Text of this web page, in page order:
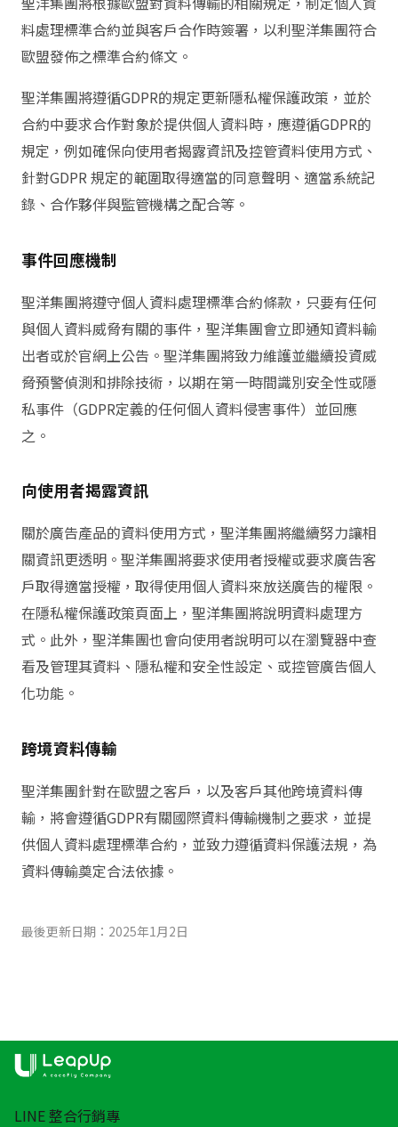
料處理標準合約並與客戶合作時簽署，以利聖洋集團符合
歐盟發佈之標準合約條文。
聖洋集團將遵循GDPR的規定更新隱私權保護政策，並於
合約中要求合作對象於提供個人資料時，應遵循GDPR的
規定，例如確保向使用者揭露資訊及控管資料使用方式、
針對GDPR 規定的範圍取得適當的同意聲明、適當系統記
錄、合作夥伴與監管機構之配合等。
事件回應機制
聖洋集團將遵守個人資料處理標準合約條款，只要有任何
與個人資料威脅有關的事件，聖洋集團會立即通知資料輸
出者或於官網上公告。聖洋集團將致力維護並繼續投資威
脅預警偵測和排除技術，以期在第一時間識別安全性或隱
私事件（GDPR定義的任何個人資料侵害事件）並回應
之。
向使用者揭露資訊
關於廣告產品的資料使用方式，聖洋集團將繼續努力讓相
關資訊更透明。聖洋集團將要求使用者授權或要求廣告客
戶取得適當授權，取得使用個人資料來放送廣告的權限。
在隱私權保護政策頁面上，聖洋集團將說明資料處理方
式。此外，聖洋集團也會向使用者說明可以在瀏覽器中查
看及管理其資料、隱私權和安全性設定、或控管廣告個人
化功能。
跨境資料傳輸
聖洋集團針對在歐盟之客戶，以及客戶其他跨境資料傳
輸，將會遵循GDPR有關國際資料傳輸機制之要求，並提
供個人資料處理標準合約，並致力遵循資料保護法規，為
資料傳輸奠定合法依據。
最後更新日期：2025年1月2日
LINE 整合行銷專